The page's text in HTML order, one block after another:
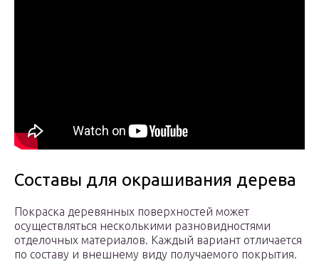
Составы для окрашивания дерева
Покраска деревянных поверхностей может
осуществляться несколькими разновидностями
отделочных материалов. Каждый вариант отличается
по составу и внешнему виду получаемого покрытия.